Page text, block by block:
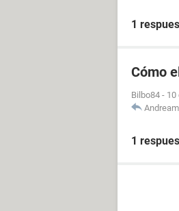
1
Cómo
Bilbo84 - 10
Andream
1